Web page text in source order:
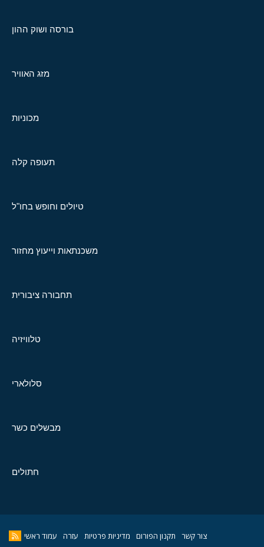
בורסה ושוק ההון
מזג האוויר
מכוניות
תעופה קלה
טיולים וחופש בחו"ל
משכנתאות וייעוץ מחזור
תחבורה ציבורית
טלוויזיה
סלולארי
מבשלים כשר
חתולים
צור קשר תקנון הפורום מדיניות פרטיות עזרה עמוד ראשי